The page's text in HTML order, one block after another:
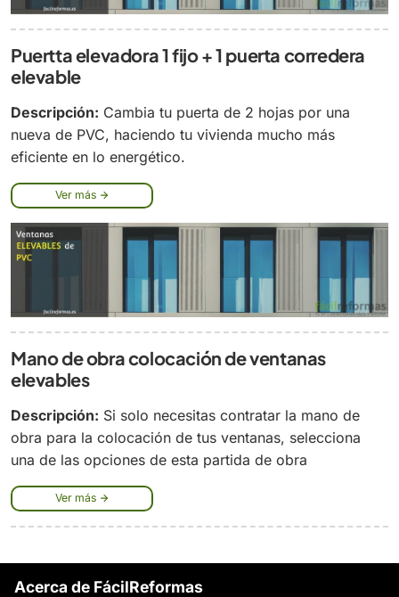
Puertta elevadora 1 fijo + 1 puerta corredera
elevable
Descripción: Cambia tu puerta de 2 hojas por una
nueva de PVC, haciendo tu vivienda mucho más
eficiente en lo energético.
Ver más
Mano de obra colocación de ventanas
elevables
Descripción: Si solo necesitas contratar la mano de
obra para la colocación de tus ventanas, selecciona
una de las opciones de esta partida de obra
Ver más
Acerca de FácilReformas